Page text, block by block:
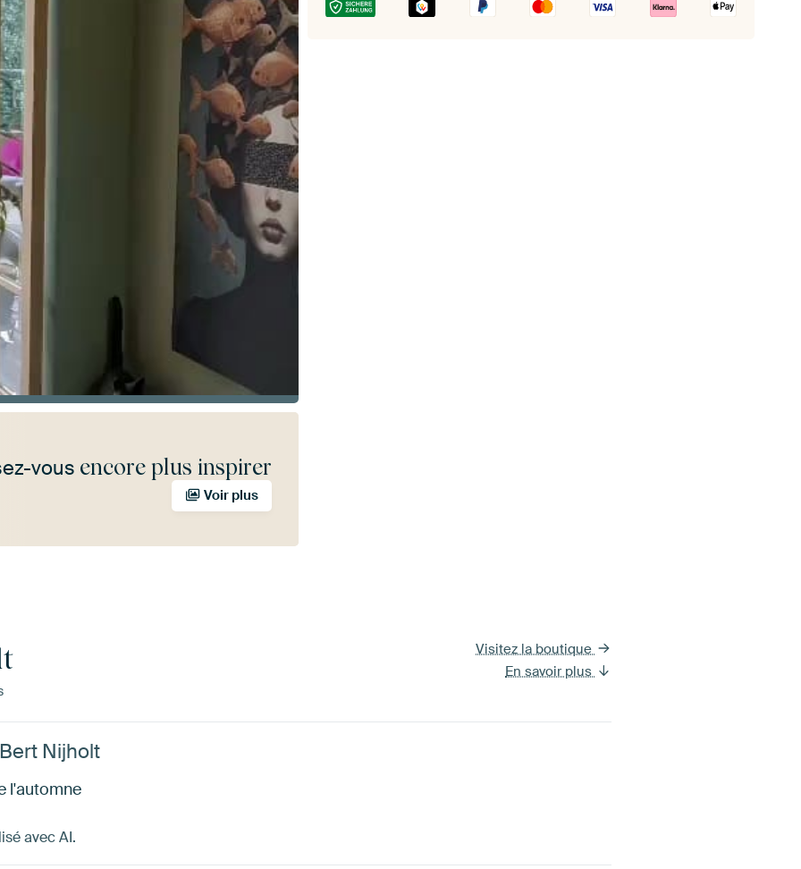
vous encore plus inspirer
Voir plus
Visitez la boutique
En savoir plus
Nijholt
l'automne
avec AI.